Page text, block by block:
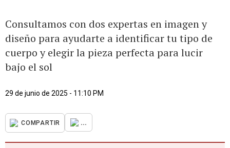
Consultamos con dos expertas en imagen y
diseño para ayudarte a identificar tu tipo de
cuerpo y elegir la pieza perfecta para lucir
bajo el sol
29 de junio de 2025 - 11:10 PM
COMPARTIR ...